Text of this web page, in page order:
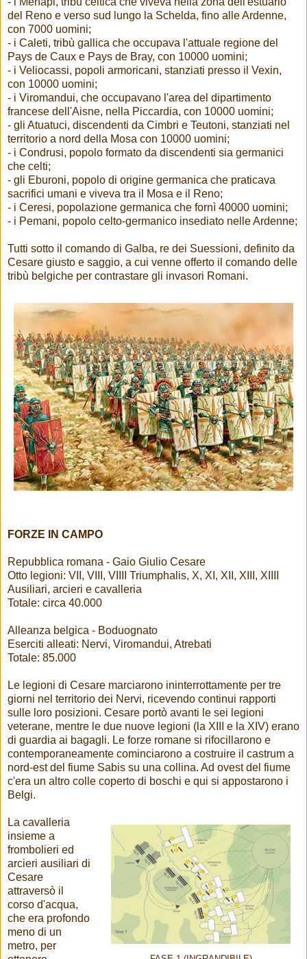
del Reno e verso sud lungo la Schelda, fino alle Ardenne,
con 7000 uomini;
- i Caleti, tribù gallica che occupava l'attuale regione del
Pays de Caux e Pays de Bray, con 10000 uomini;
- i Veliocassi, popoli armoricani, stanziati presso il Vexin,
con 10000 uomini;
- i Viromandui, che occupavano l'area del dipartimento
francese dell'Aisne, nella Piccardia, con 10000 uomini;
- gli Atuatuci, discendenti da Cimbri e Teutoni, stanziati nel
territorio a nord della Mosa con 10000 uomini;
- i Condrusi, popolo formato da discendenti sia germanici
che celti;
- gli Eburoni, popolo di origine germanica che praticava
sacrifici umani e viveva tra il Mosa e il Reno;
- i Ceresi, popolazione germanica che fornì 40000 uomini;
- i Pemani, popolo celto-germanico insediato nelle Ardenne;
Tutti sotto il comando di Galba, re dei Suessioni, definito da
Cesare giusto e saggio, a cui venne offerto il comando delle
tribù belgiche per contrastare gli invasori Romani.
FORZE IN CAMPO
Repubblica romana - Gaio Giulio Cesare
Otto legioni: VII, VIII, VIIII Triumphalis, X, XI, XII, XIII, XIIII
Ausiliari, arcieri e cavalleria
Totale: circa 40.000
Alleanza belgica - Boduognato
Eserciti alleati: Nervi, Viromandui, Atrebati
Totale: 85.000
Le legioni di Cesare marciarono ininterrottamente per tre
giorni nel territorio dei Nervi, ricevendo continui rapporti
sulle loro posizioni. Cesare portò avanti le sei legioni
veterane, mentre le due nuove legioni (la XIII e la XIV) erano
di guardia ai bagagli. Le forze romane si rifocillarono e
contemporaneamente cominciarono a costruire il castrum a
nord-est del fiume Sabis su una collina. Ad ovest del fiume
c'era un altro colle coperto di boschi e qui si appostarono i
Belgi.
La cavalleria
insieme a
frombolieri ed
arcieri ausiliari di
Cesare
attraversò il
corso d'acqua,
che era profondo
meno di un
metro, per